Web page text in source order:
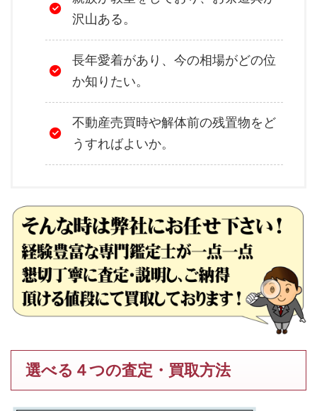
沢山ある。
長年愛着があり、今の相場がどの位
か知りたい。
不動産売買時や解体前の残置物をど
うすればよいか。
選べる４つの査定・買取方法